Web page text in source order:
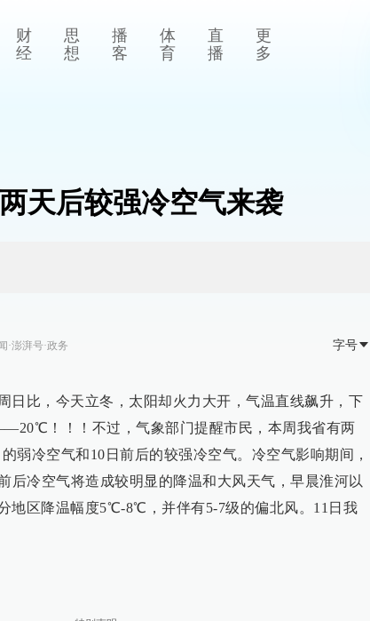
财
经
思
想
播
客
体
育
直
播
更
多
天后较强冷空气来袭
·澎湃号·政务 字号
日比，今天立冬，太阳却火力大开，气温直线飙升，下
！！！不过，气象部门提醒市民，本周我省有两
弱冷空气和10日前后的较强冷空气。冷空气影响期间，
后冷空气将造成较明显的降温和大风天气，早晨淮河以
地区降温幅度5℃-8℃，并伴有5-7级的偏北风。11日我